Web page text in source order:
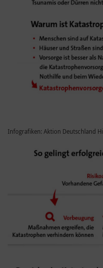
Infografiken: Aktion Deutschland